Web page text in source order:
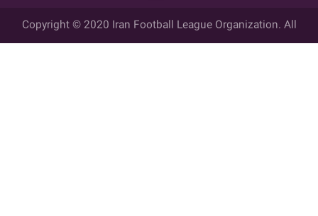
Copyright © 2020 Iran Football League Organization. All